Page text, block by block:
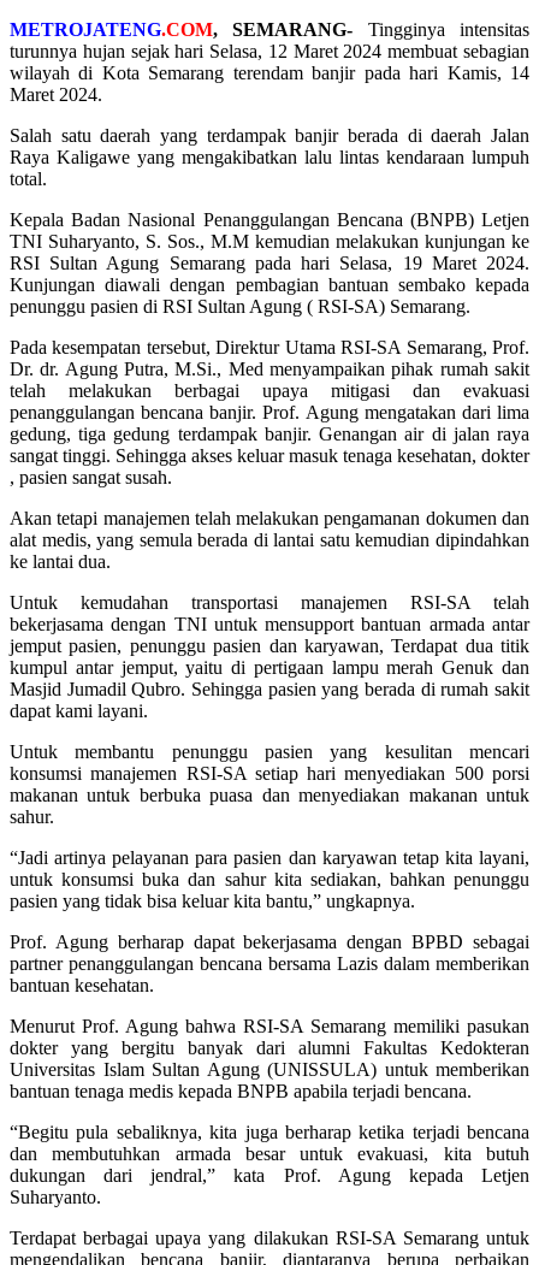
METROJATENG.COM, SEMARANG- Tingginya intensitas
turunnya hujan sejak hari Selasa, 12 Maret 2024 membuat sebagian
wilayah di Kota Semarang terendam banjir pada hari Kamis, 14
Maret 2024.
Salah satu daerah yang terdampak banjir berada di daerah Jalan
Raya Kaligawe yang mengakibatkan lalu lintas kendaraan lumpuh
total.
Kepala Badan Nasional Penanggulangan Bencana (BNPB) Letjen
TNI Suharyanto, S. Sos., M.M kemudian melakukan kunjungan ke
RSI Sultan Agung Semarang pada hari Selasa, 19 Maret 2024.
Kunjungan diawali dengan pembagian bantuan sembako kepada
penunggu pasien di RSI Sultan Agung ( RSI-SA) Semarang.
Pada kesempatan tersebut, Direktur Utama RSI-SA Semarang, Prof.
Dr. dr. Agung Putra, M.Si., Med menyampaikan pihak rumah sakit
telah melakukan berbagai upaya mitigasi dan evakuasi
penanggulangan bencana banjir. Prof. Agung mengatakan dari lima
gedung, tiga gedung terdampak banjir. Genangan air di jalan raya
sangat tinggi. Sehingga akses keluar masuk tenaga kesehatan, dokter
, pasien sangat susah.
Akan tetapi manajemen telah melakukan pengamanan dokumen dan
alat medis, yang semula berada di lantai satu kemudian dipindahkan
ke lantai dua.
Untuk kemudahan transportasi manajemen RSI-SA telah
bekerjasama dengan TNI untuk mensupport bantuan armada antar
jemput pasien, penunggu pasien dan karyawan, Terdapat dua titik
kumpul antar jemput, yaitu di pertigaan lampu merah Genuk dan
Masjid Jumadil Qubro. Sehingga pasien yang berada di rumah sakit
dapat kami layani.
Untuk membantu penunggu pasien yang kesulitan mencari
konsumsi manajemen RSI-SA setiap hari menyediakan 500 porsi
makanan untuk berbuka puasa dan menyediakan makanan untuk
sahur.
“Jadi artinya pelayanan para pasien dan karyawan tetap kita layani,
untuk konsumsi buka dan sahur kita sediakan, bahkan penunggu
pasien yang tidak bisa keluar kita bantu,” ungkapnya.
Prof. Agung berharap dapat bekerjasama dengan BPBD sebagai
partner penanggulangan bencana bersama Lazis dalam memberikan
bantuan kesehatan.
Menurut Prof. Agung bahwa RSI-SA Semarang memiliki pasukan
dokter yang bergitu banyak dari alumni Fakultas Kedokteran
Universitas Islam Sultan Agung (UNISSULA) untuk memberikan
bantuan tenaga medis kepada BNPB apabila terjadi bencana.
“Begitu pula sebaliknya, kita juga berharap ketika terjadi bencana
dan membutuhkan armada besar untuk evakuasi, kita butuh
dukungan dari jendral,” kata Prof. Agung kepada Letjen
Suharyanto.
Terdapat berbagai upaya yang dilakukan RSI-SA Semarang untuk
mengendalikan bencana banjir, diantaranya berupa perbaikan